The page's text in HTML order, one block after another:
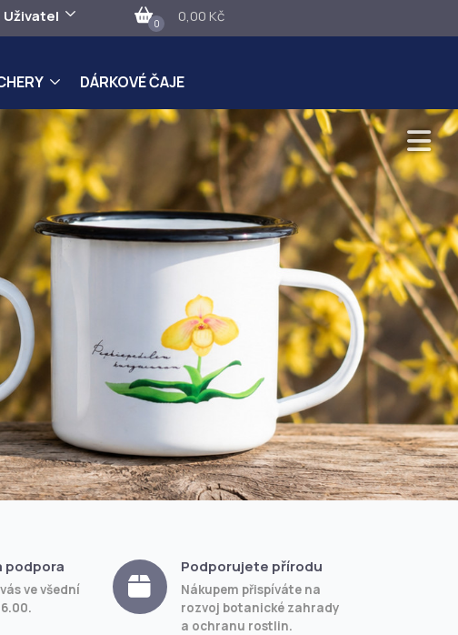
Uživatel 0 0,00 Kč
DÁRKOVÉ ČAJE
podpora
ve všední
Podporujete přírodu
Nákupem přispíváte na
rozvoj botanické zahrady
a ochranu rostlin.